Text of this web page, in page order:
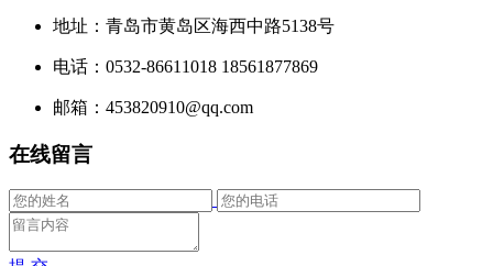
地址：青岛市黄岛区海西中路5138号
电话：0532-86611018 18561877869
邮箱：453820910@qq.com
在线留言